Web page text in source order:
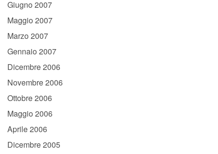
Giugno 2007
Maggio 2007
Marzo 2007
Gennaio 2007
Dicembre 2006
Novembre 2006
Ottobre 2006
Maggio 2006
Aprile 2006
Dicembre 2005